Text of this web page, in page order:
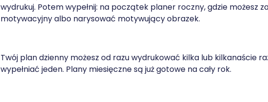
wydrukuj. Potem wypełnij: na początek planer roczny, gdzie możesz
motywacyjny albo narysować motywujący obrazek.
Twój plan dzienny możesz od razu wydrukować kilka lub kilkanaście
wypełniać jeden. Plany miesięczne są już gotowe na cały rok.